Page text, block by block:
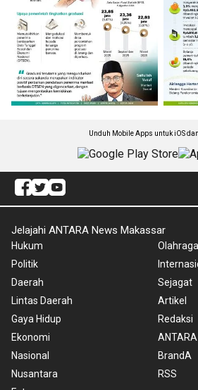
Unduh Mobile Apps untuk iOS
Jelajahi ANTARA News Makassar
Hukum
Politik
Daerah
Lintas Daerah
Gaya Hidup
Ekonomi
Nasional
Nusantara
Olahraga
Sejagat
Artikel
Redaksi
BrandA
RSS